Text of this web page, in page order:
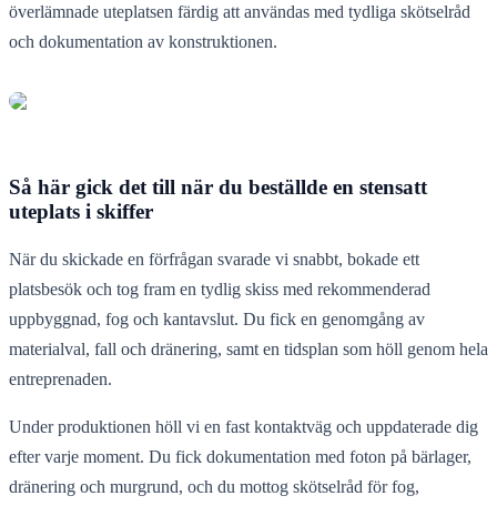
överlämnade uteplatsen färdig att användas med tydliga skötselråd
och dokumentation av konstruktionen.
Så här gick det till när du beställde en stensatt
uteplats i skiffer
När du skickade en förfrågan svarade vi snabbt, bokade ett
platsbesök och tog fram en tydlig skiss med rekommenderad
uppbyggnad, fog och kantavslut. Du fick en genomgång av
materialval, fall och dränering, samt en tidsplan som höll genom hela
entreprenaden.
Under produktionen höll vi en fast kontaktväg och uppdaterade dig
efter varje moment. Du fick dokumentation med foton på bärlager,
dränering och murgrund, och du mottog skötselråd för fog,